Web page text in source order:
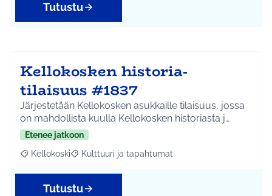
Tutustu
Kellokosken historia-
tilaisuus #1837
Järjestetään Kellokosken asukkaille tilaisuus, jossa
on mahdollista kuulla Kellokosken historiasta j…
Etenee jatkoon
Rajaa tulokset aihepiirin mukaan: Kellokoski
Kellokoski Rajaa tulokset teeman mukaan: Kulttuuri ja
Kulttuuri ja tapahtumat
Tutustu